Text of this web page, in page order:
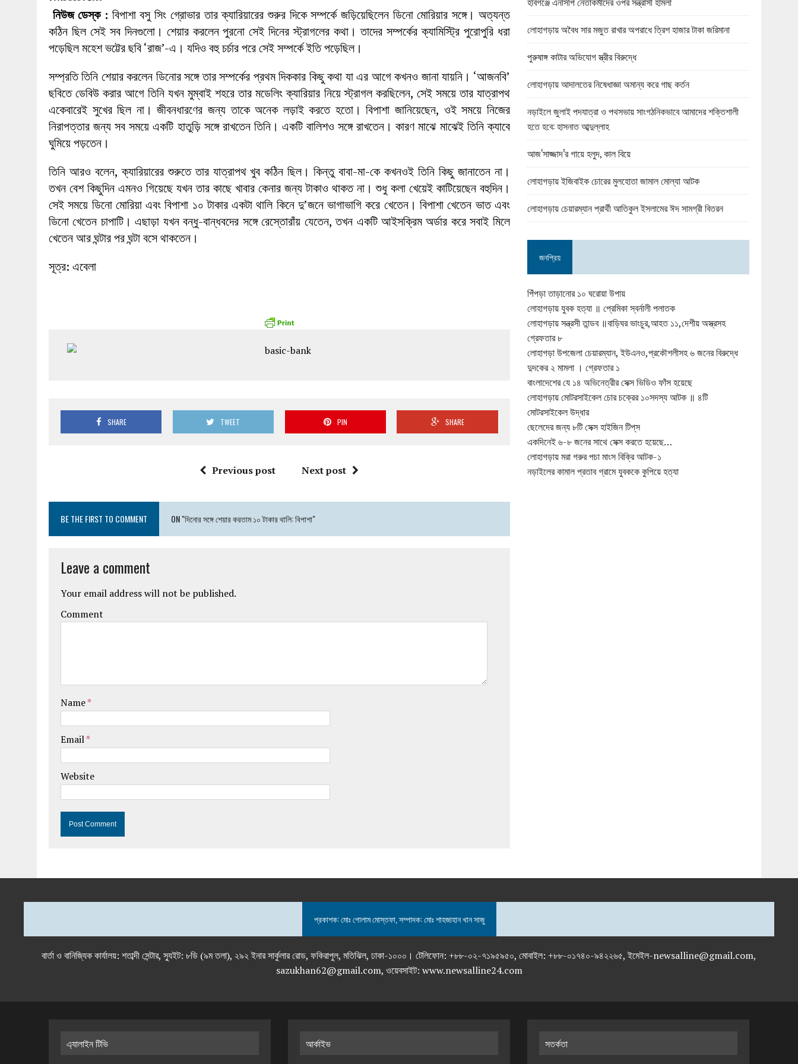
27 MAY 2026 | লোহাগড়ায় চেয়ারম্যান প্রার্থী আতিকুল ইসলামের ঈদ সামগ্রী বিতরন
1 AUGUST 2026 | লোহাগড়ায় জাল দলিলে নামজারি ॥ এসিল্যান্ড অফিসে ভয়াবহ দুর্নীতি
নিউজ ডেস্ক : বিপাশা বসু সিং গ্রোভার তার ক্যারিয়ারের শুরুর দিকে সম্পর্কে জড়িয়েছিলেন ডিনো মোরিয়ার সঙ্গে। অত্যন্ত
কঠিন ছিল সেই সব দিনগুলো। শেয়ার করলেন পুরনো সেই দিনের স্ট্রাগলের কথা। তাদের সম্পর্কের ক্যামিস্ট্রি পুরোপুরি ধরা
পড়েছিল মহেশ ভট্টের ছবি ‘রাজ’-এ। যদিও বহু চর্চার পরে সেই সম্পর্কে ইতি পড়েছিল।
সম্প্রতি তিনি শেয়ার করলেন ডিনোর সঙ্গে তার সম্পর্কের প্রথম দিককার কিছু কথা যা এর আগে কখনও জানা যায়নি। ‘আজনবি’
ছবিতে ডেবিউ করার আগে তিনি যখন মুম্বাই শহরে তার মডেলিং ক্যারিয়ার নিয়ে স্ট্রাগল করছিলেন, সেই সময়ে তার যাত্রাপথ
একেবারেই সুখের ছিল না। জীবনধারণের জন্য তাকে অনেক লড়াই করতে হতো। বিপাশা জানিয়েছেন, ওই সময়ে নিজের
নিরাপত্তার জন্য সব সময়ে একটি হাতুড়ি সঙ্গে রাখতেন তিনি। একটি বালিশও সঙ্গে রাখতেন। কারণ মাঝে মাঝেই তিনি ক্যাবে
ঘুমিয়ে পড়তেন।
তিনি আরও বলেন, ক্যারিয়ারের শুরুতে তার যাত্রাপথ খুব কঠিন ছিল। কিন্তু বাবা-মা-কে কখনওই তিনি কিছু জানাতেন না।
তখন বেশ কিছুদিন এমনও গিয়েছে যখন তার কাছে খাবার কেনার জন্য টাকাও থাকত না। শুধু কলা খেয়েই কাটিয়েছেন বহুদিন।
সেই সময়ে ডিনো মোরিয়া এবং বিপাশা ১০ টাকার একটা থালি কিনে দু’জনে ভাগাভাগি করে খেতেন। বিপাশা খেতেন ভাত এবং
ডিনো খেতেন চাপাটি। এছাড়া যখন বন্ধু-বান্ধবদের সঙ্গে রেস্তোরাঁয় যেতেন, তখন একটি আইসক্রিম অর্ডার করে সবাই মিলে
খেতেন আর ঘন্টার পর ঘন্টা বসে থাকতেন।
সূত্র: এবেলা
SHARE TWEET PIN SHARE
Previous post Next post
BE THE FIRST TO COMMENT ON "দিনোর সঙ্গে শেয়ার করতাম ১০ টাকার থালি: বিপাশা"
Leave a comment
Your email address will not be published.
Comment
Name*
Email*
Website
লোহাগড়ায় অবৈধ সার মজুত রাখার অপরাধে ত্রিশ হাজার টাকা জরিমানা
পুরুষাঙ্গ কাটার অভিযোগ স্ত্রীর বিরুদ্ধে
লোহাগড়ায় আদালতের নিষেধাজ্ঞা অমান্য করে গাছ কর্তন
নড়াইলে জুলাই পদযাত্রা ও পথসভায় সাংগঠনিকভাবে আমাদের শক্তিশালী
হতে হবে: হাসনাত আব্দুল্লাহ
আজ‘সাজ্জাদ’র গায়ে হলুদ, কাল বিয়ে
লোহাগড়ায় ইজিবাইক চোরের মুলহোতা জামাল মোল্যা আটক
লোহাগড়ায় চেয়ারম্যান প্রার্থী আতিকুল ইসলামের ঈদ সামগ্রী বিতরন
জনপ্রিয়
পিঁপড়া তাড়ানোর ১০ ঘরোয়া উপায়
লোহাগড়ায় যুবক হত্যা ॥ প্রেমিকা স্বর্নালী পলাতক
লোহাগড়ায় সন্ত্রসী তান্ডব ॥বাড়িঘর ভাংচুর,আহত ১১,দেশীয় অস্ত্রসহ
গ্রেফতার ৮
লোহাগড়া উপজেলা চেয়ারম্যান, ইউএনও,প্রকৌশলীসহ ৬ জনের বিরুদ্ধে
দুদকের ২ মামলা । গ্রেফতার ১
বাংলাদেশের যে ১৪ অভিনেত্রীর সেক্স ভিডিও ফাঁস হয়েছে
লোহাগড়ায় মোটরসাইকেল চোর চক্রের ১০সদস্য আটক ॥ ৪টি
মোটরসাইকেল উদ্ধার
ছেলেদের জন্য ৮টি সেক্স হাইজিন টিপ্‌স
একদিনেই ৬-৮ জনের সাথে সেক্স করতে হয়েছে…
লোহাগড়ায় মরা গরুর পচা মাংস বিক্রি আটক-১
নড়াইলের কামাল প্রতাব গ্রামে যুবককে কুপিয়ে হত্যা
প্রকাশক: মোঃ গোলাম মোস্তফা, সম্পাদক: মোঃ শাহজাহান খান সাজু
বার্তা ও বানিজ্যিক কার্যালয়: শতাব্দী সেন্টার, স্যুইট: ৮ডি (৯ম তলা), ২৯২ ইনার সার্কুলার রোড, ফকিরাপুল, মতিঝিল, ঢাকা-১০০০। টেলিফোন: +৮৮-০২-৭১৯৫৯৫০, মোবাইল: +৮৮-০১৭৪০-৯৪২২৬৫, ইমেইল-newsalline@gmail.com,
sazukhan62@gmail.com, ওয়েবসাইট: www.newsalline24.com
এ্যালাইন টিভি আর্কাইভ সতর্কতা